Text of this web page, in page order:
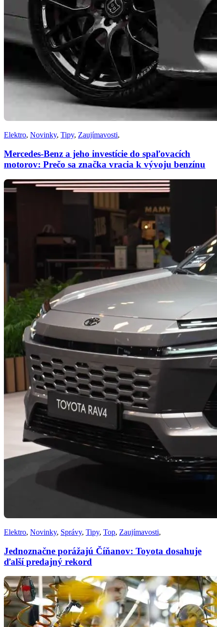
Elektro, Novinky, Tipy, Zaujímavosti,
Mercedes-Benz a jeho investície do spaľovacích
motorov: Prečo sa značka vracia k vývoju benzínu
Elektro, Novinky, Správy, Tipy, Top, Zaujímavosti,
Jednoznačne porážajú Číňanov: Toyota dosahuje
ďalší predajný rekord